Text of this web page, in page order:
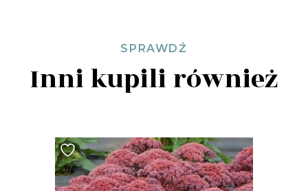
SPRAWDŹ
Inni kupili również